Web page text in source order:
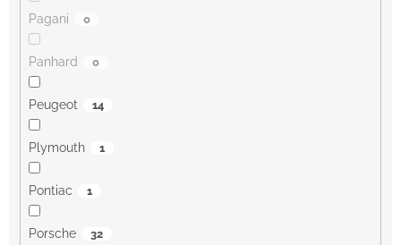
Pagani 0
Panhard 0
Peugeot 14
Plymouth 1
Pontiac 1
Porsche 32